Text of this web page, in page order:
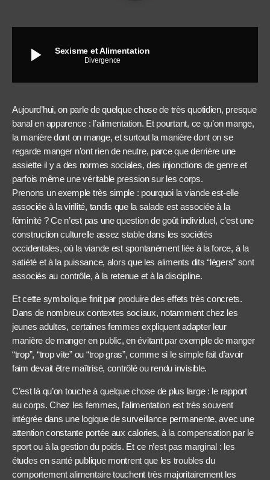
play_arrow Sexisme et Alimentation
Divergence
Aujourd’hui, on parle de quelque chose de très quotidien, presque
banal en apparence : l’alimentation. Et pourtant, ce qu’on mange,
la manière dont on mange, et surtout la manière dont on se
regarde manger n’ont rien de neutre, parce que derrière une
assiette il y a des normes sociales, des injonctions de genre et
parfois même une véritable pression sur les corps.
Prenons un exemple très simple : pourquoi la viande est-elle
associée à la virilité, tandis que la salade est associée à la
féminité ? Ce n’est pas une question de goût individuel, c’est une
construction culturelle assez stable dans les sociétés
occidentales, où la viande est spontanément liée à la force, à la
satiété et à la puissance, alors que les aliments dits “légers” sont
associés au contrôle, à la retenue et à la discipline.
Et cette symbolique finit par produire des effets très concrets.
Dans de nombreux contextes sociaux, notamment chez les
jeunes adultes, certaines femmes expliquent adapter leur
manière de manger en public, en évitant par exemple de manger
“trop”, “trop vite” ou “trop gras”, comme si le simple fait d’avoir
faim devait être maîtrisé, contrôlé ou rendu invisible.
C’est là qu’on touche à quelque chose de plus large : le rapport
au corps. Chez les femmes, l’alimentation est très souvent
intégrée dans une logique de surveillance permanente, avec une
attention constante portée aux calories, à la compensation par le
sport ou à la gestion du poids. Et ce n’est pas marginal : les
études en santé publique montrent que les troubles du
comportement alimentaire touchent très majoritairement les